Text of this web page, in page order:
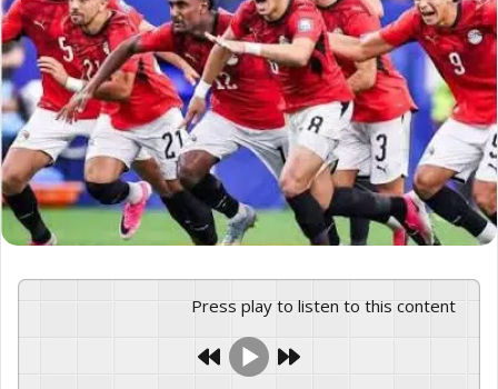
Press play to listen to this content